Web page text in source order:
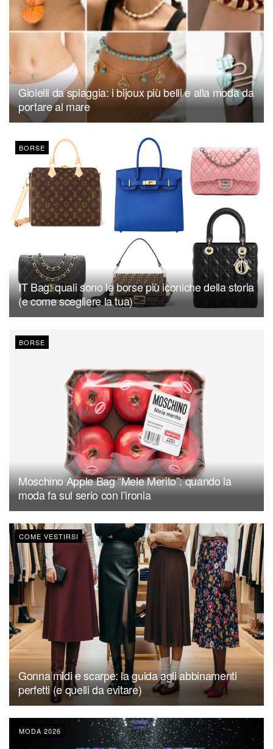
Gioielli da spiaggia: i bijoux più belli e alla moda da
portare al mare
BORSE
IT Bag: quali sono le borse più iconiche della storia
(e come scegliere la tua)
BORSE
Moschino Apple Bag “Mele Merito”: quando la
moda fa sul serio con l’ironia
COME VESTIRSI
Gonna midi e scarpe: la guida agli abbinamenti
perfetti (e quelli da evitare)
MODA 2026